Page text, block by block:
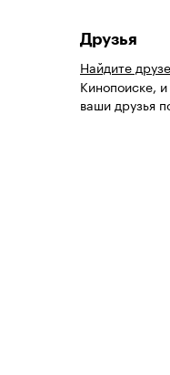
Друзья
Найдите
Кинопоиске,
ваши друзья